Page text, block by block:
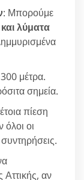
: Μπορούμε
και λύματα
μέτρα.
σημεία.
πίεση
οι
Αττικής, αν